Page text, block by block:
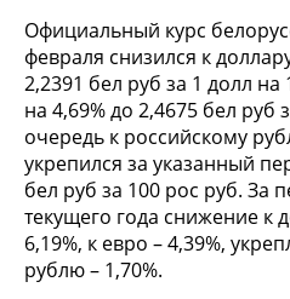
Официальный курс
февраля снизился к
2,2391 бел руб за 1 долл на
на 4,69% до 2,4675 бел руб
очередь к российскому
укрепился за указанный
бел руб за 100 рос руб. За
текущего года снижение к
6,19%, к евро – 4,39%,
рублю – 1,70%.